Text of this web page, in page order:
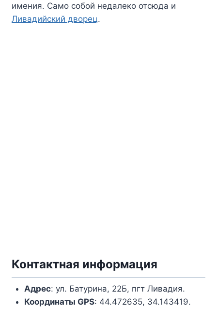
имения. Само собой недалеко отсюда и
Ливадийский дворец.
Контактная информация
Адрес: ул. Батурина, 22Б, пгт Ливадия.
Координаты GPS: 44.472635, 34.143419.